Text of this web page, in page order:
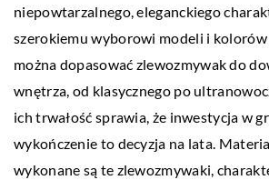
niepowtarzalnego, eleganckiego
szerokiemu wyborowi modeli i kolorów
można dopasować zlewozmywak do
wnętrza, od klasycznego po
ich trwałość sprawia, że inwestycja w
wykończenie to decyzja na lata.
wykonane są te zlewozmywaki,